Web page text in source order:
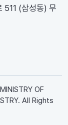
511 (삼성동) 무
OF
All Rights